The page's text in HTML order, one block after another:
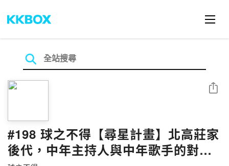
#198 球之不得【尋星計畫】北高莊家
後代，中年主持人與中年歌手的對談
分享